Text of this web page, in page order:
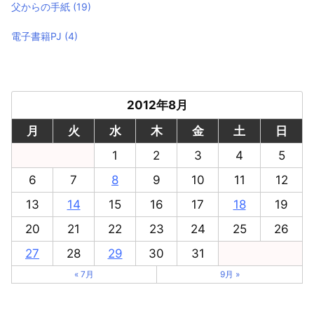
父からの手紙 (19)
電子書籍PJ (4)
2012年8月
月
火 水 木 金 土
日
1
2 3 4
5
6
7 8 9 10 11
12
13
14 15 16 17 18
19
20
21 22 23 24 25
26
27
28 29 30 31
« 7月 9月 »